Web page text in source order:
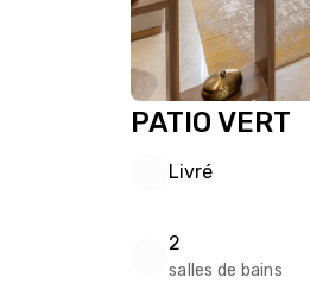
PATIO VERT
Livré
2
salles de bains